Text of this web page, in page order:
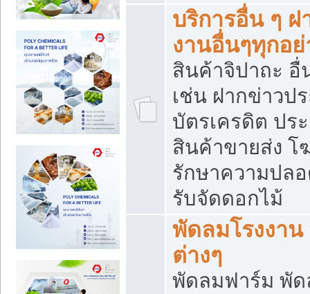
บริการอื่น ๆ
งานอื่นๆทุกอ
สินค้าจิปาถะ อื่
เช่น ฝากข่าวป
บัตรเครดิต ปร
สินค้าขายส่ง
รักษาความปล
รับจัดดอกไม้
พัดลมโรงงา
ต่างๆ
พัดลมฟาร์ม พัด